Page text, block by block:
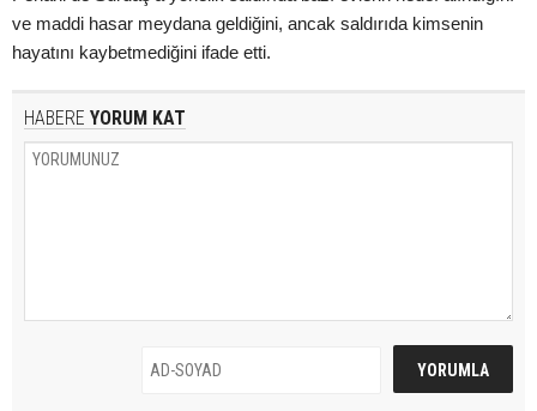
ve maddi hasar meydana geldiğini, ancak saldırıda kimsenin
hayatını kaybetmediğini ifade etti.
HABERE YORUM KAT